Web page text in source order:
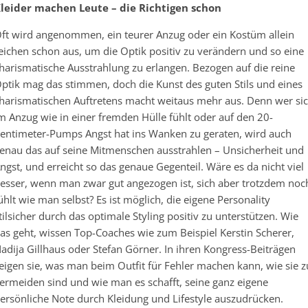
machen Leute – die Richtigen schon
wird angenommen, ein teurer Anzug oder ein Kostüm allein
schon aus, um die Optik positiv zu verändern und so eine
Ausstrahlung zu erlangen. Bezogen auf die reine
mag das stimmen, doch die Kunst des guten Stils und eines
Auftretens macht weitaus mehr aus. Denn wer
Anzug wie in einer fremden Hülle fühlt oder auf den 20-
Pumps Angst hat ins Wanken zu geraten, wird auch
das auf seine Mitmenschen ausstrahlen – Unsicherheit und
und erreicht so das genaue Gegenteil. Wäre es da nicht viel
wenn man zwar gut angezogen ist, sich aber trotzdem
wie man selbst? Es ist möglich, die eigene Personality
durch das optimale Styling positiv zu unterstützen. Wie
geht, wissen Top-Coaches wie zum Beispiel Kerstin Scherer,
Gillhaus oder Stefan Görner. In ihren Kongress-Beiträgen
sie, was man beim Outfit für Fehler machen kann, wie sie
sind und wie man es schafft, seine ganz eigene
Note durch Kleidung und Lifestyle auszudrücken.